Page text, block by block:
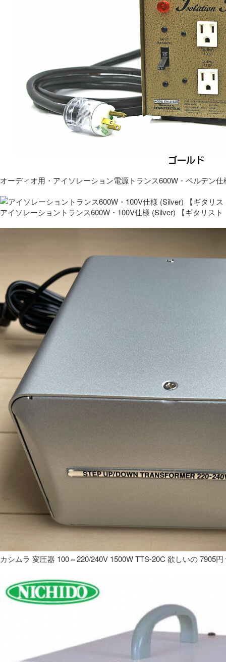
オーディオ用・アイソレーション電源トランス600W・ベルデン仕
アイソレーショントランス600W・100V仕様 (Silver) 【ギタリス
カシムラ 変圧器 100⇔220/240V 1500W TTS-20C 欲しいの 7905円